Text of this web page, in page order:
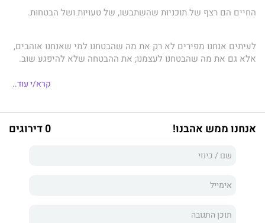
החיים הם רצף של תוכניות שהשתבשו, של טעויות ושל הבטחות.
לעיתים אנחנו מפירים לא רק את מה שהבטחנו למי שאנחנו אוהבים,
אלא גם את מה שהבטחנו לעצמנו; את ההבטחה שלא להיפגע שוב.
שהמחיר יהיה גבוה ושנצטרך לחצות את הגבולות שהצבנו לעצמנו, את
הגבולות שנשבענו לא לחצות.
מגלים שווירוס אחד קטן יכול להרחיק אותם מכל העולם, אך לקרב
השבור ביותר.
קרא/י עוד..
אנחנו ממש אהבנו! 0 דירוגים